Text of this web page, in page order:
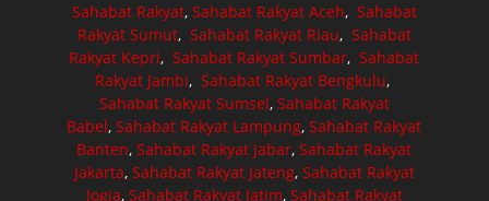
Sahabat Rakyat, Sahabat Rakyat Aceh, Sahabat
Rakyat Sumut, Sahabat Rakyat Riau, Sahabat
Rakyat Kepri,Sahabat Rakyat Sumbar,Sahabat
Rakyat Jambi, Sahabat Rakyat Bengkulu,
Sahabat Rakyat Sumsel, Sahabat Rakyat
Babel,Sahabat Rakyat Lampung,Sahabat Rakyat
Banten,Sahabat Rakyat Jabar,Sahabat Rakyat
Jakarta, Sahabat Rakyat Jateng, Sahabat Rakyat
Jogja, Sahabat Rakyat Jatim, Sahabat Rakyat